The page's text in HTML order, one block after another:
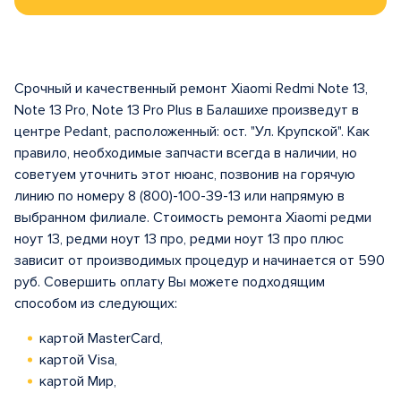
Срочный и качественный ремонт Xiaomi Redmi Note 13,
Note 13 Pro, Note 13 Pro Plus в Балашихе произведут в
центрe Pedant, расположенный: ост. "Ул. Крупской". Как
правило, необходимые запчасти всегда в наличии, но
советуем уточнить этот нюанс, позвонив на горячую
линию по номеру 8 (800)-100-39-13 или напрямую в
выбранном филиале. Стоимость ремонта Xiaomi редми
ноут 13, редми ноут 13 про, редми ноут 13 про плюс
зависит от производимых процедур и начинается от 590
руб. Совершить оплату Вы можете подходящим
способом из следующих:
картой MasterCard,
картой Visa,
картой Мир,